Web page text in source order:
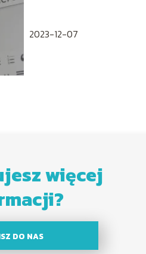
2023-12-07
więcej
DO NAS